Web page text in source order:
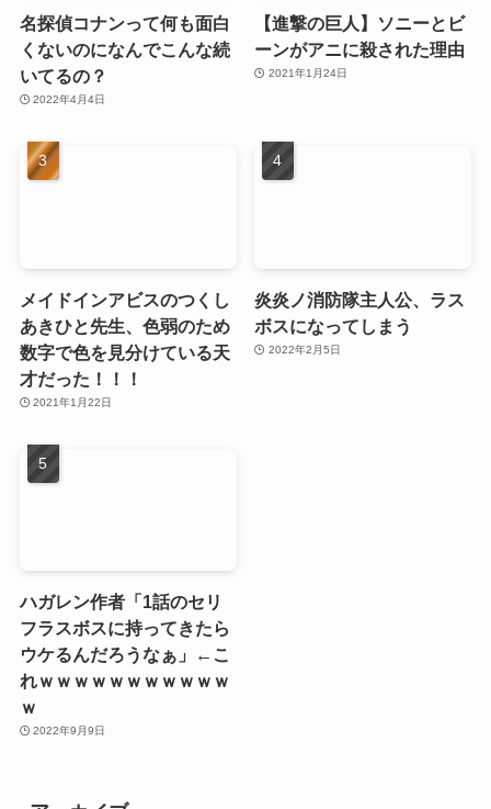
名探偵コナンって何も面白
くないのになんでこんな続
いてるの？
2022年4月4日
【進撃の巨人】ソニーとビ
ーンがアニに殺された理由
2021年1月24日
メイドインアビスのつくし
あきひと先生、色弱のため
数字で色を見分けている天
才だった！！！
2021年1月22日
炎炎ノ消防隊主人公、ラス
ボスになってしまう
2022年2月5日
ハガレン作者「1話のセリ
フラスボスに持ってきたら
ウケるんだろうなぁ」←こ
れｗｗｗｗｗｗｗｗｗｗｗ
ｗ
2022年9月9日